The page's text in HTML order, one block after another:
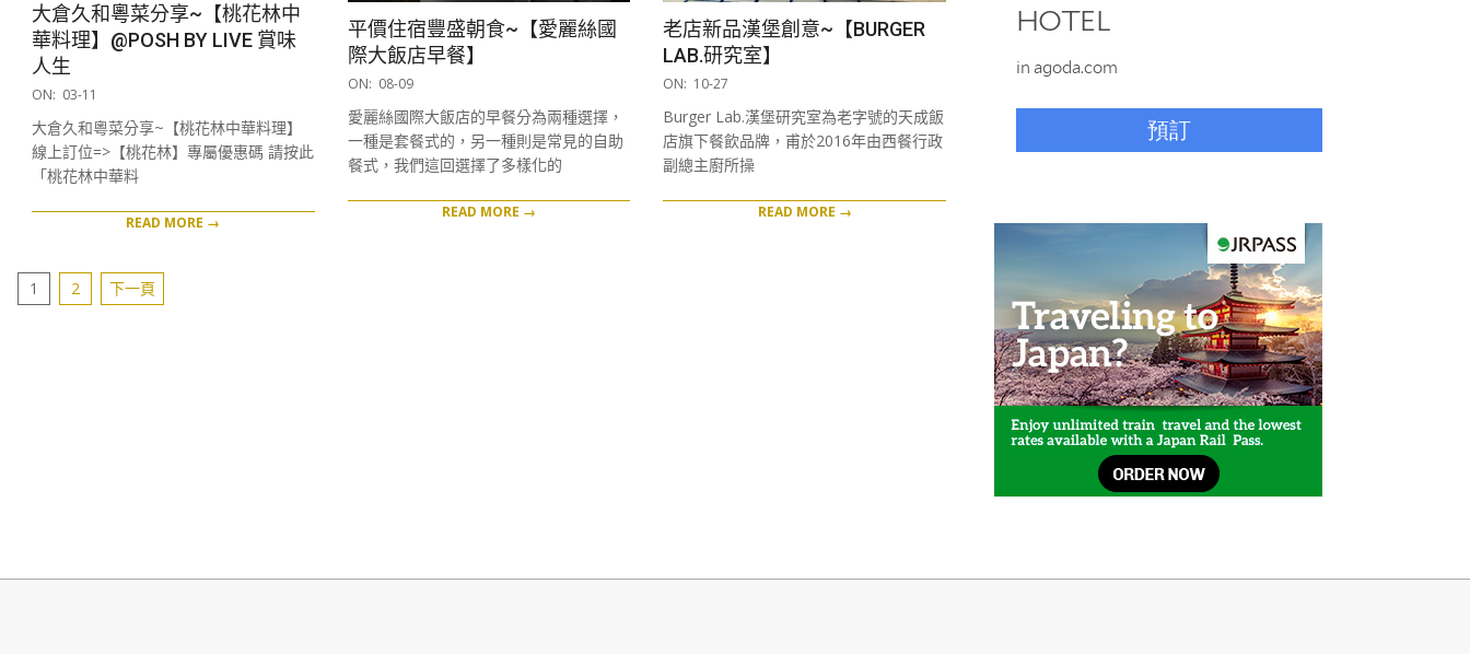
大倉久和粵菜分享~【桃花林中
華料理】@POSH BY LIVE 賞味
人生
2019-
11
ON: 03-11
大倉久和粵菜分享~【桃花林中華料理】
線上訂位=>【桃花林】專屬優惠碼 請按此
「桃花林中華料
READ MORE →
平價住宿豐盛朝食~【愛麗絲國
際大飯店早餐】
2018-
09
ON: 08-09
愛麗絲國際大飯店的早餐分為兩種選擇，
一種是套餐式的，另一種則是常見的自助
餐式，我們這回選擇了多樣化的
READ MORE →
老店新品漢堡創意~【BURGER
LAB.研究室】
2017-
27
ON: 10-27
Burger Lab.漢堡研究室為老字號的天成飯
店旗下餐飲品牌，甫於2016年由西餐行政
副總主廚所操
READ MORE →
文1 2 下一頁